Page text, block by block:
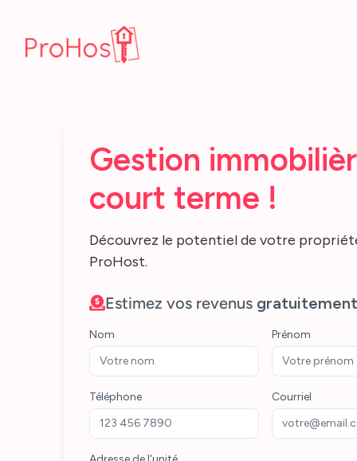
Gestion
court terme !
Découvrez le potentiel de votre
ProHost.
Estimez vos revenus gratuitement
Nom Prénom
Téléphone Courriel